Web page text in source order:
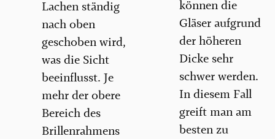
Lachen ständig
nach oben
geschoben wird,
was die Sicht
beeinflusst. Je
mehr der obere
Bereich des
Brillenrahmens
können die
Gläser aufgrund
der höheren
Dicke sehr
schwer werden.
In diesem Fall
greift man am
besten zu